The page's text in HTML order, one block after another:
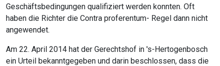
Geschäftsbedingungen qualifiziert werden konnten. Oft
haben die Richter die Contra proferentum- Regel dann nicht
angewendet.
Am 22. April 2014 hat der Gerechtshof in 's-Hertogenbosch
ein Urteil bekanntgegeben und darin beschlossen, dass die